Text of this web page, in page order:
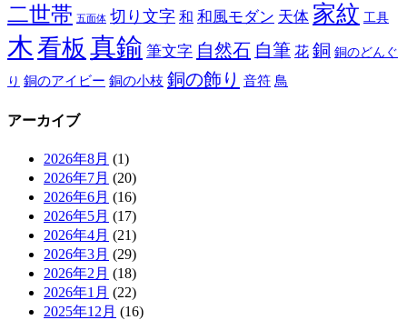
二世帯 五面体 切り文字 和 和風モダン 天体 家紋 工具
木看板 真鍮 筆文字 自然石 自筆 花 銅 銅のどんぐ
り 銅のアイビー 銅の小枝 銅の飾り 音符 鳥
アーカイブ
2026年8月 (1)
2026年7月 (20)
2026年6月 (16)
2026年5月 (17)
2026年4月 (21)
2026年3月 (29)
2026年2月 (18)
2026年1月 (22)
2025年12月 (16)